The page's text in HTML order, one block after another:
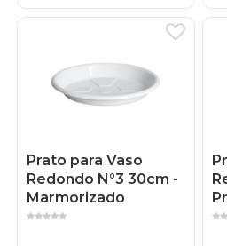
Prato para Vaso
Redondo N°3 30cm -
Marmorizado